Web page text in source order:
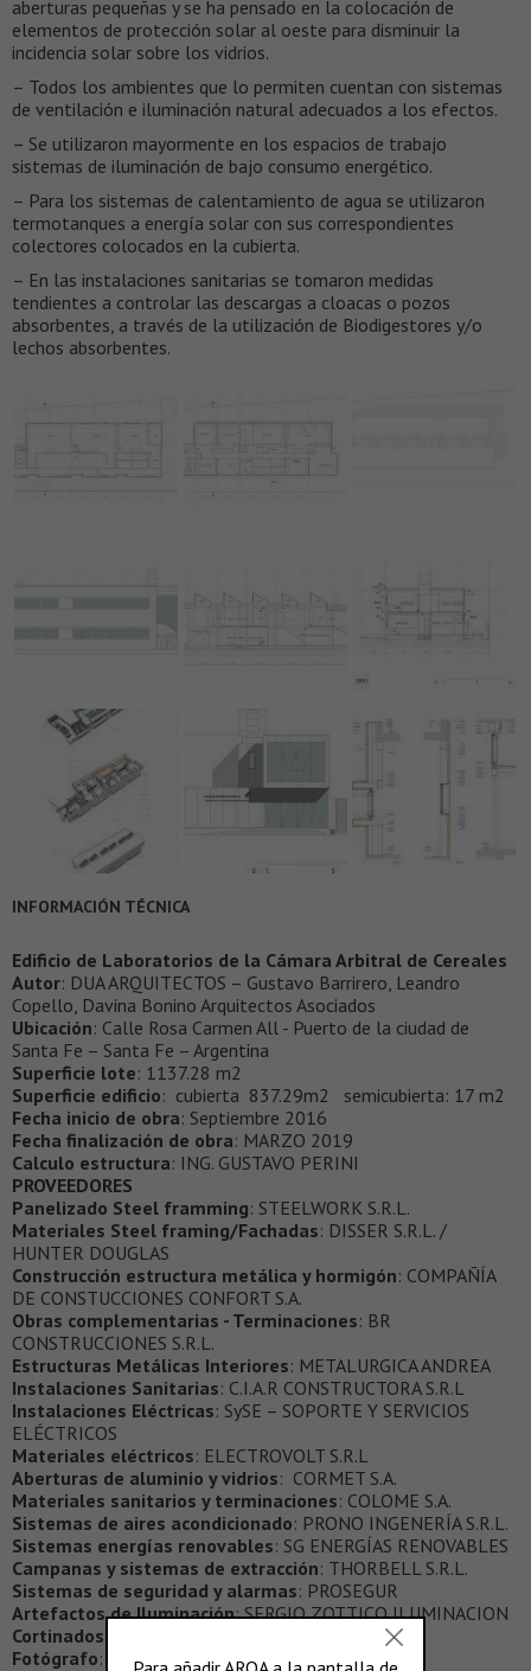
aberturas pequeñas y se ha pensado en la colocación de
elementos de protección solar al oeste para disminuir la
incidencia solar sobre los vidrios.
– Todos los ambientes que lo permiten cuentan con sistemas
de ventilación e iluminación natural adecuados a los efectos.
– Se utilizaron mayormente en los espacios de trabajo
sistemas de iluminación de bajo consumo energético.
– Para los sistemas de calentamiento de agua se utilizaron
termotanques a energía solar con sus correspondientes
colectores colocados en la cubierta.
– En las instalaciones sanitarias se tomaron medidas
tendientes a controlar las descargas a cloacas o pozos
absorbentes, a través de la utilización de Biodigestores y/o
lechos absorbentes.
INFORMACIÓN TÉCNICA
Edificio de Laboratorios de la Cámara Arbitral de Cereales
Autor: DUA ARQUITECTOS – Gustavo Barrirero, Leandro
Copello, Davina Bonino Arquitectos Asociados
Ubicación: Calle Rosa Carmen All - Puerto de la ciudad de
Santa Fe – Santa Fe – Argentina
Superficie lote: 1137.28 m2
Superficie edificio: cubierta 837.29m2 semicubierta: 17 m2
Fecha inicio de obra: Septiembre 2016
Fecha finalización de obra: MARZO 2019
Calculo estructura: ING. GUSTAVO PERINI
PROVEEDORES
Panelizado Steel framming: STEELWORK S.R.L.
Materiales Steel framing/Fachadas: DISSER S.R.L. /
HUNTER DOUGLAS
Construcción estructura metálica y hormigón: COMPAÑÍA
DE CONSTUCCIONES CONFORT S.A.
Obras complementarias - Terminaciones: BR
CONSTRUCCIONES S.R.L.
Estructuras Metálicas Interiores: METALURGICA ANDREA
Instalaciones Sanitarias: C.I.A.R CONSTRUCTORA S.R.L
Instalaciones Eléctricas: SySE – SOPORTE Y SERVICIOS
ELÉCTRICOS
Materiales eléctricos: ELECTROVOLT S.R.L
Aberturas de aluminio y vidrios: CORMET S.A.
Materiales sanitarios y terminaciones: COLOME S.A.
Sistemas de aires acondicionado: PRONO INGENERÍA S.R.L.
Sistemas energías renovables: SG ENERGÍAS RENOVABLES
Campanas y sistemas de extracción: THORBELL S.R.L.
Sistemas de seguridad y alarmas: PROSEGUR
Artefactos de Iluminación: SERGIO ZOTTICO ILUMINACION
Cortinados
Fotógrafo: RAMIRO SOSA